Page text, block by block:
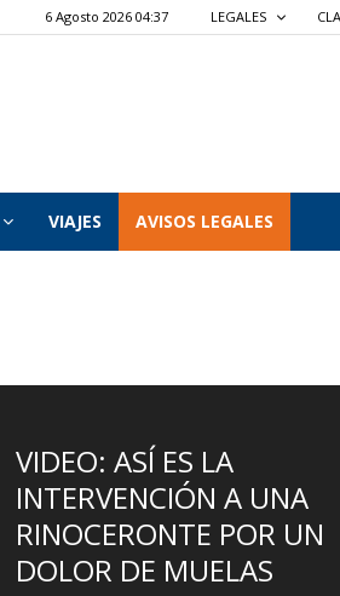
6 Agosto 2026 04:37 LEGALES
VIAJES AVISOS LEGALES
VIDEO: ASÍ ES LA
INTERVENCIÓN A UNA
RINOCERONTE POR UN
DOLOR DE MUELAS